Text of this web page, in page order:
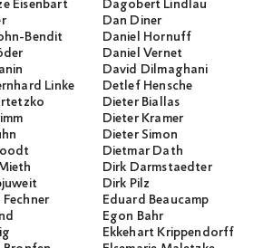
Eisenbart
Dagobert Lindlau
Dan Diner
Bendit
Daniel Hornuff
Daniel Vernet
David Dilmaghani
Linke
Detlef Hensche
Dieter Biallas
Dieter Kramer
Dieter Simon
Dietmar Dath
Dirk Darmstaedter
Dirk Pilz
Eduard Beaucamp
Egon Bahr
Ekkehart Krippendorff